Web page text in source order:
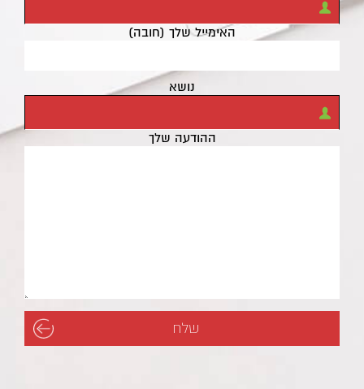
האימייל שלך (חובה)
נושא
ההודעה שלך